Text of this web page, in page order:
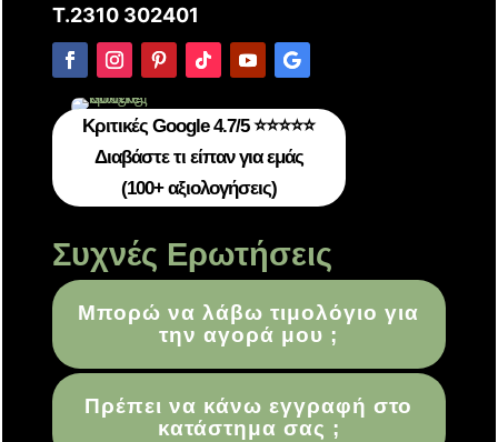
T.2310 302401
Κριτικές Google 4.7/5 ⭐⭐⭐⭐⭐
Διαβάστε τι είπαν για εμάς
(100+ αξιολογήσεις)
Συχνές Ερωτήσεις
Μπορώ να λάβω τιμολόγιο για
την αγορά μου ;
Πρέπει να κάνω εγγραφή στο
κατάστημα σας ;